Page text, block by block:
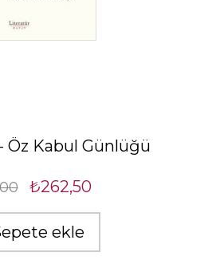
Öz Kabul Günlüğü
₺262,50
ekle